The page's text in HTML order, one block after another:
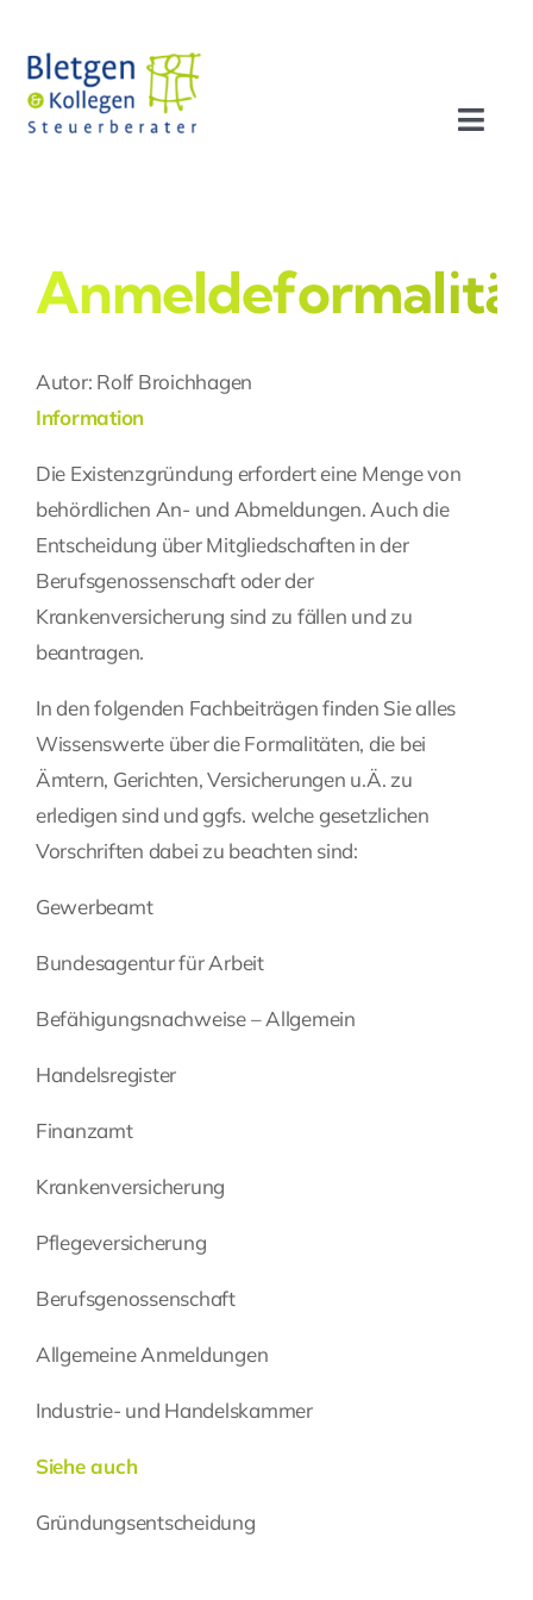
Inhalt
springen
Profil
Team
Stellenangebote
Fragen Sie Ihre Kanzlei
Kontakt
Autor: Rolf Broichhagen
Information
Die Existenzgründung erfordert eine Menge von
behördlichen An- und Abmeldungen. Auch die
Entscheidung über Mitgliedschaften in der
Berufsgenossenschaft oder der
Krankenversicherung sind zu fällen und zu
beantragen.
In den folgenden Fachbeiträgen finden Sie alles
Wissenswerte über die Formalitäten, die bei
Ämtern, Gerichten, Versicherungen u.Ä. zu
erledigen sind und ggfs. welche gesetzlichen
Vorschriften dabei zu beachten sind:
Gewerbeamt
Bundesagentur für Arbeit
Befähigungsnachweise – Allgemein
Handelsregister
Finanzamt
Krankenversicherung
Pflegeversicherung
Berufsgenossenschaft
Allgemeine Anmeldungen
Industrie- und Handelskammer
Siehe auch
Gründungsentscheidung